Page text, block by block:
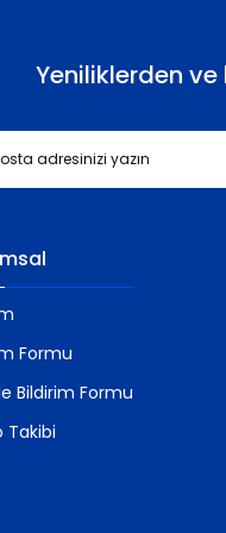
Yeniliklerden
Formu
Bildirim Formu
Takibi